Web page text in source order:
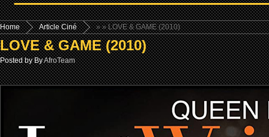
Home »
Article Ciné » LOVE & GAME (2010)
LOVE & GAME (2010)
Posted by ByAfroTeam